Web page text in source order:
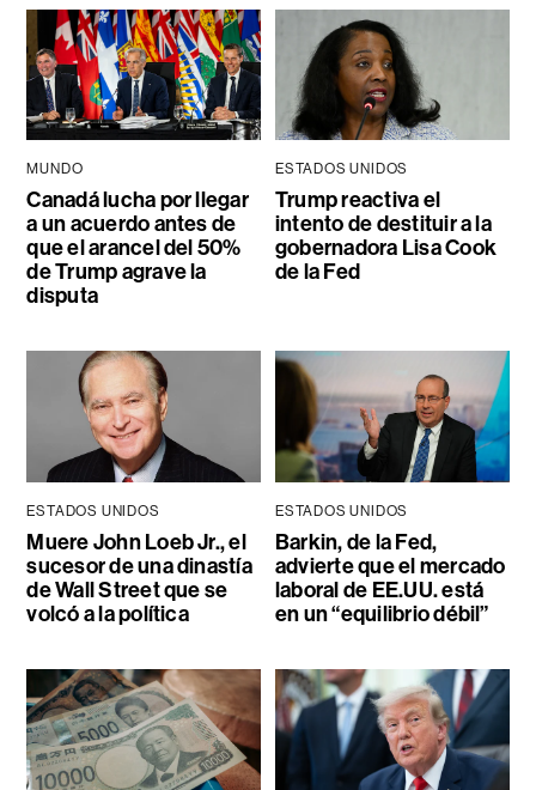
MUNDO
Canadá lucha por llegar
a un acuerdo antes de
que el arancel del 50%
de Trump agrave la
disputa
ESTADOS UNIDOS
Trump reactiva el
intento de destituir a la
gobernadora Lisa Cook
de la Fed
ESTADOS UNIDOS
Muere John Loeb Jr., el
sucesor de una dinastía
de Wall Street que se
volcó a la política
ESTADOS UNIDOS
Barkin, de la Fed,
advierte que el mercado
laboral de EE.UU. está
en un “equilibrio débil”